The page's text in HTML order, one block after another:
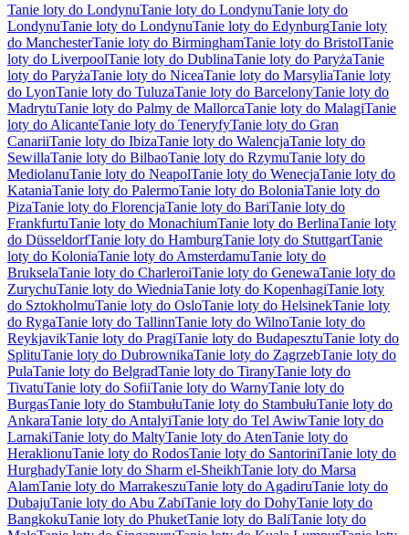
Tanie loty do LondynuTanie loty do LondynuTanie loty do
LondynuTanie loty do LondynuTanie loty do EdynburgTanie loty
do ManchesterTanie loty do BirminghamTanie loty do BristolTanie
loty do LiverpoolTanie loty do DublinaTanie loty do ParyżaTanie
loty do ParyżaTanie loty do NiceaTanie loty do MarsyliaTanie loty
do LyonTanie loty do TuluzaTanie loty do BarcelonyTanie loty do
MadrytuTanie loty do Palmy de MallorcaTanie loty do MalagiTanie
loty do AlicanteTanie loty do TeneryfyTanie loty do Gran
CanariiTanie loty do IbizaTanie loty do WalencjaTanie loty do
SewillaTanie loty do BilbaoTanie loty do RzymuTanie loty do
MediolanuTanie loty do NeapolTanie loty do WenecjaTanie loty do
KataniaTanie loty do PalermoTanie loty do BoloniaTanie loty do
PizaTanie loty do FlorencjaTanie loty do BariTanie loty do
FrankfurtuTanie loty do MonachiumTanie loty do BerlinaTanie loty
do DüsseldorfTanie loty do HamburgTanie loty do StuttgartTanie
loty do KoloniaTanie loty do AmsterdamuTanie loty do
BrukselaTanie loty do CharleroiTanie loty do GenewaTanie loty do
ZurychuTanie loty do WiedniaTanie loty do KopenhagiTanie loty
do SztokholmuTanie loty do OsloTanie loty do HelsinekTanie loty
do RygaTanie loty do TallinnTanie loty do WilnoTanie loty do
ReykjavikTanie loty do PragiTanie loty do BudapesztuTanie loty do
SplituTanie loty do DubrownikaTanie loty do ZagrzebTanie loty do
PulaTanie loty do BelgradTanie loty do TiranyTanie loty do
TivatuTanie loty do SofiiTanie loty do WarnyTanie loty do
BurgasTanie loty do StambułuTanie loty do StambułuTanie loty do
AnkaraTanie loty do AntalyiTanie loty do Tel AwiwTanie loty do
LarnakiTanie loty do MaltyTanie loty do AtenTanie loty do
HeraklionuTanie loty do RodosTanie loty do SantoriniTanie loty do
HurghadyTanie loty do Sharm el-SheikhTanie loty do Marsa
AlamTanie loty do MarrakeszuTanie loty do AgadiruTanie loty do
DubajuTanie loty do Abu ZabiTanie loty do DohyTanie loty do
BangkokuTanie loty do PhuketTanie loty do BaliTanie loty do